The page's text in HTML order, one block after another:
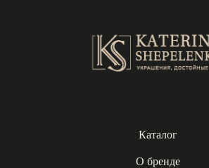
Каталог
О бренде